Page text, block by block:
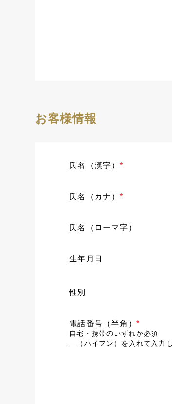
お客様情報
氏名（漢字） *
氏名（カナ） *
氏名（ローマ字）
生年月日
性別
電話番号（半角）*
自宅・携帯のいずれか必須
―（ハイフン）を入れて入力